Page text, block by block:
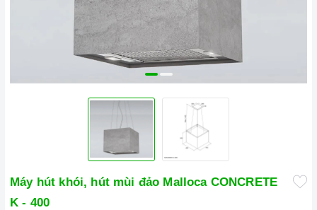
Máy hút khói, hút mùi đảo Malloca CONCRETE
K - 400